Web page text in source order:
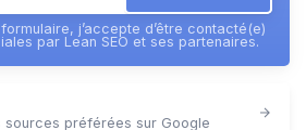
j’accepte d’être contacté(e)
par Lean SEO et ses partenaires.
sources préférées sur Google